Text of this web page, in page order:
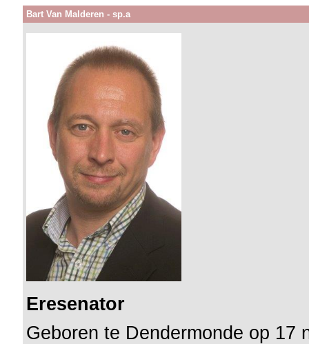
Bart Van Malderen - sp.a
Eresenator
Geboren te Dendermonde op 17